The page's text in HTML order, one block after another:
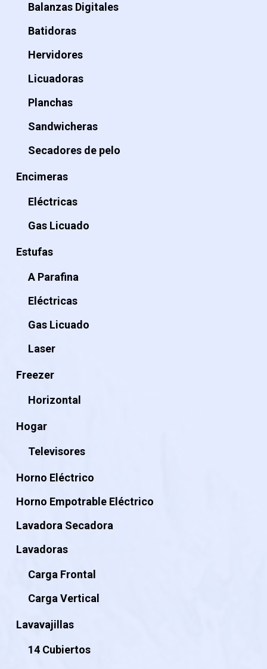
Balanzas Digitales
Batidoras
Hervidores
Licuadoras
Planchas
Sandwicheras
Secadores de pelo
Encimeras
Eléctricas
Gas Licuado
Estufas
A Parafina
Eléctricas
Gas Licuado
Laser
Freezer
Horizontal
Hogar
Televisores
Horno Eléctrico
Horno Empotrable Eléctrico
Lavadora Secadora
Lavadoras
Carga Frontal
Carga Vertical
Lavavajillas
14 Cubiertos